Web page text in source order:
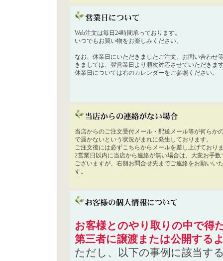
Web注文は毎日24時間承っております。
いつでもお買い物をお楽しみください。
なお、休業日にいただきましたご注文、お問い合わせ
きましては、翌営業日より順次対応させていただきま
休業日については右のカレンダーをご参照ください。
当店からのご注文受付メール・配送メール等が何らか
で届かないという状況がまれに発生しております。
ご注文後には必ずこちらからメールを差し上げており
2営業日以内に当店から連絡が無い場合は、大変お手数
ございますが、右側お問合せ先までご連絡をお願いい
す。
お客様とのやり取りの中で得
第三者に譲渡または公開する
ただし、以下の事例に該当す